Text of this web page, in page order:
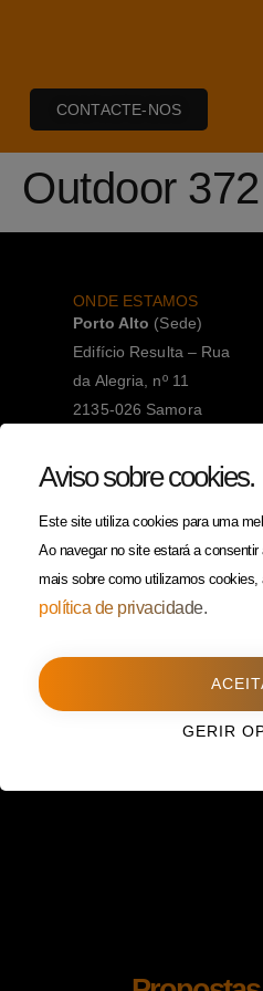
CONTACTE-NOS
Outdoor 372
ONDE ESTAMOS
Porto Alto (Sede)
Edifício Resulta – Rua
da Alegria, nº 11
2135-026 Samora
263 650 394
rede fixa)
Porto (Filial)
1588, 2º, sala 304
225 432 051
Aviso sobre cookies.
Este site utiliza cookies para uma
Ao navegar no site estará a consentir
mais sobre como utilizamos cookies,
política de privacidade.
GERIR